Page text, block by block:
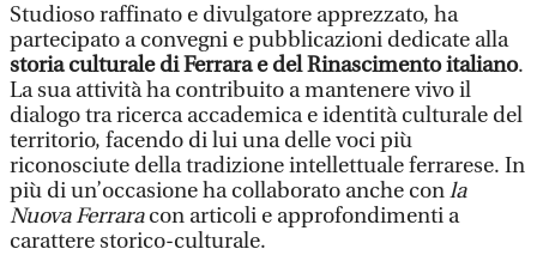
Studioso raffinato e divulgatore apprezzato, ha
partecipato a convegni e pubblicazioni dedicate alla
storia culturale di Ferrara e del Rinascimento italiano.
La sua attività ha contribuito a mantenere vivo il
dialogo tra ricerca accademica e identità culturale del
territorio, facendo di lui una delle voci più
riconosciute della tradizione intellettuale ferrarese. In
più di un’occasione ha collaborato anche conla
Nuova Ferraracon articoli e approfondimenti a
carattere storico-culturale.